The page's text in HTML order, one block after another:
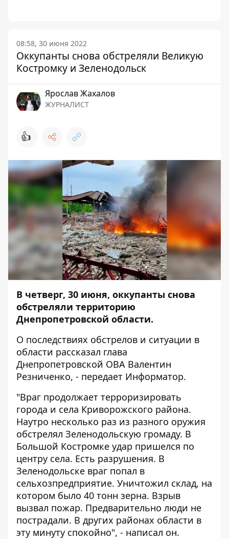
08:58, 30 июня 2022
Оккупанты снова обстреляли Великую
Костромку и Зеленодольск
Ярослав Жахалов
ЖУРНАЛИСТ
👍
В четверг, 30 июня, оккупанты снова
обстреляли территорию
Днепропетровской области.
О последствиях обстрелов и ситуации в
области рассказал глава
Днепропетровской ОВА Валентин
Резниченко, - передает Информатор.
"Враг продолжает терроризировать
города и села Криворожского района.
Наутро несколько раз из разного оружия
обстрелял Зеленодольскую громаду. В
Большой Костромке удар пришелся по
центру села. Есть разрушения. В
Зеленодольске враг попал в
сельхозпредприятие. Уничтожил склад, на
котором было 40 тонн зерна. Взрыв
вызвал пожар. Предварительно люди не
пострадали. В других районах области в
эту минуту спокойно", - написал он.